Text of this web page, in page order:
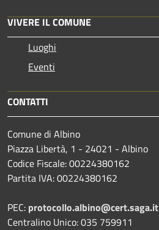
VIVERE IL COMUNE
Luoghi
Eventi
CONTATTI
Comune di Albino
Piazza Libertà, 1 - 24021 - Albino
Codice Fiscale: 00224380162
Partita IVA: 00224380162
PEC: protocollo.albino@cert.saga.it
Centralino Unico: 035 759911